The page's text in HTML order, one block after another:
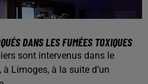
DANS LES FUMÉES TOXIQUES
sont intervenus dans le
Limoges, à la suite d’un